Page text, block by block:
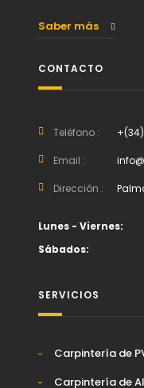
Saber más
CONTACTO
Teléfono :
Email :
Dirección :
Lunes - Viernes:
Sábados:
SERVICIOS
Carpintería de
Carpintería de